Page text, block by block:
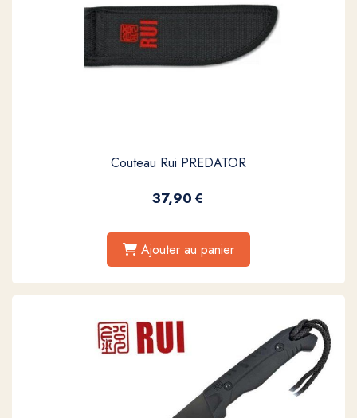
Couteau Rui PREDATOR
37,90€
Ajouter au panier